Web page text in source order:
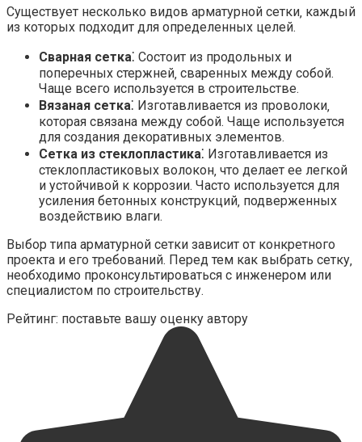
Существует несколько видов арматурной сетки‚ каждый
из которых подходит для определенных целей.
Сварная сетка⁚ Состоит из продольных и
поперечных стержней‚ сваренных между собой.
Чаще всего используется в строительстве.
Вязаная сетка⁚ Изготавливается из проволоки‚
которая связана между собой. Чаще используется
для создания декоративных элементов.
Сетка из стеклопластика⁚ Изготавливается из
стеклопластиковых волокон‚ что делает ее легкой
и устойчивой к коррозии. Часто используется для
усиления бетонных конструкций‚ подверженных
воздействию влаги.
Выбор типа арматурной сетки зависит от конкретного
проекта и его требований. Перед тем как выбрать сетку‚
необходимо проконсультироваться с инженером или
специалистом по строительству.
Рейтинг: поставьте вашу оценку автору